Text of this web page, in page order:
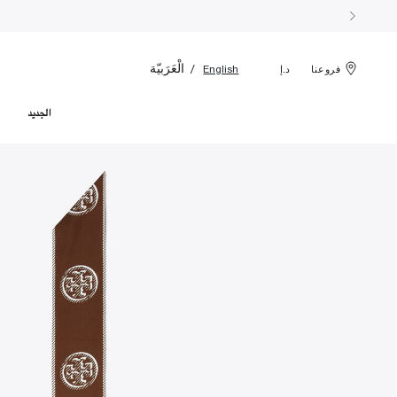
فروعنا د.إ English الْعَرَبيّة
الجديد